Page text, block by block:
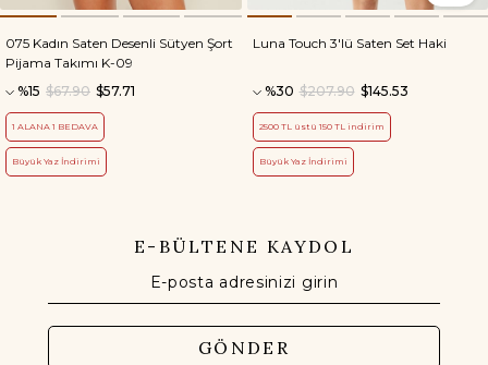
075 Kadın Saten Desenli Sütyen Şort
Pijama Takımı K-09
%15
$57.71
$67.90
1 ALANA 1 BEDAVA
Büyük Yaz İndirimi
Luna Touch 3'lü Saten Set Haki
%30 $145.53
$207.90
2500 TL üstü 150 TL indirim
Büyük Yaz İndirimi
E-BÜLTENE KAYDOL
GÖNDER